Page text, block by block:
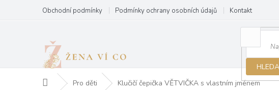
obsah
Obchodní podmínky Podmínky ochrany osobních údajů Kontakt
Domů Pro děti Klučičí čepička VĚTVIČKA s vlastním jménem